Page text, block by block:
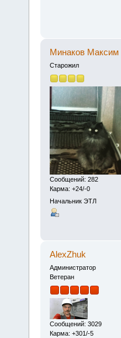
Минаков Максим
Старожил
Сообщений: 282
Карма: +24/-0
Начальник ЭТЛ
AlexZhuk
Администратор
Ветеран
Сообщений: 3029
Карма: +301/-5